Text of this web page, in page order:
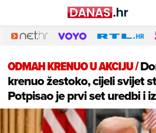
ODMAH KRENUO U AKCIJU/
krenuo žestoko, cijeli svijet
Potpisao je prvi set uredbi i